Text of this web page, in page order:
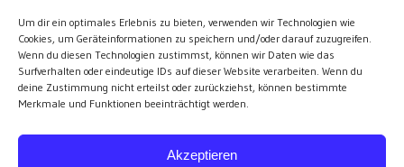
Um dir ein optimales Erlebnis zu bieten, verwenden wir Technologien wie
Cookies, um Geräteinformationen zu speichern und/oder darauf zuzugreifen.
Wenn du diesen Technologien zustimmst, können wir Daten wie das
Surfverhalten oder eindeutige IDs auf dieser Website verarbeiten. Wenn du
deine Zustimmung nicht erteilst oder zurückziehst, können bestimmte
Merkmale und Funktionen beeinträchtigt werden.
Akzeptieren
Das Kapitalismustribunal
Bundesschatz für „öffentliche Einheiten“
alle Artikel